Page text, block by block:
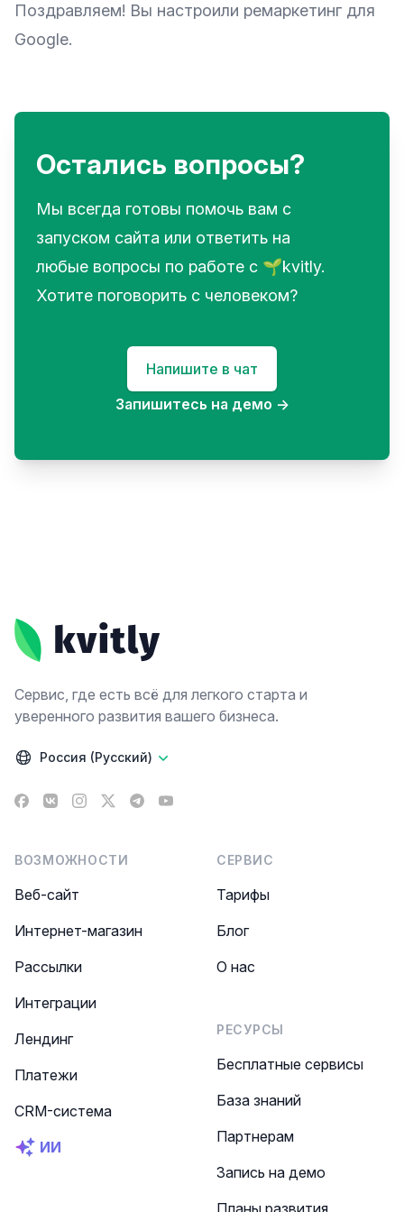
Поздравляем! Вы настроили ремаркетинг для
Google.
Остались вопросы?
Мы всегда готовы помочь вам с
запуском сайта или ответить на
любые вопросы по работе с 🌱kvitly.
Хотите поговорить с человеком?
Напишите в чат
Запишитесь на демо →
Сервис, где есть всё для легкого старта и
уверенного развития вашего бизнеса.
Россия (Русский)
Facebook
VK Instagram
X TelegramYouTube
ВОЗМОЖНОСТИ
Веб-сайт
Интернет-магазин
Рассылки
Интеграции
Лендинг
Платежи
CRM-система
ИИ
СЕРВИС
Тарифы
Блог
О нас
РЕСУРСЫ
Бесплатные сервисы
База знаний
Партнерам
Запись на демо
Планы развития